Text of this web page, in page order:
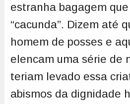
estranha bagagem
“cacunda”. Dizem até
homem de posses e
elencam uma série de
teriam levado essa
abismos da dignidade